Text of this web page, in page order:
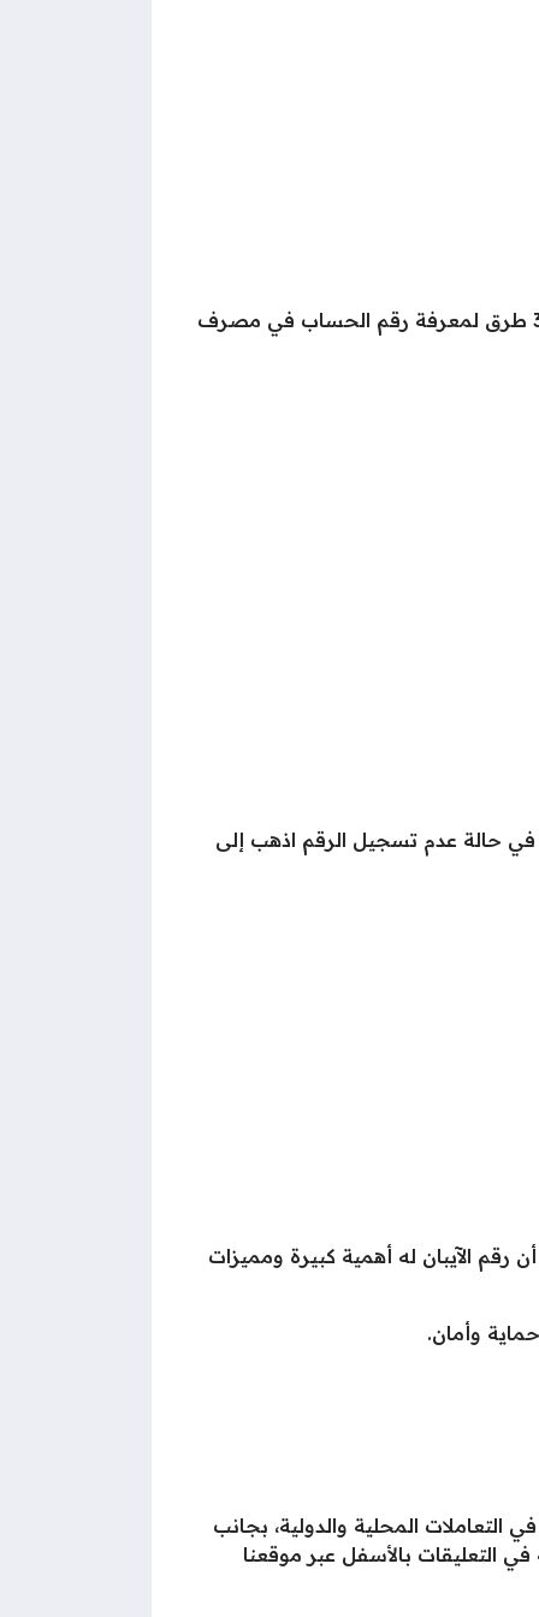
يمكنك استخراج رقم الآيبان الراجحي برقم الحساب لكن كيف تعرف رقم حسابك من الأساس؟، نقدم لكم 3 طرق لمعرفة رقم الحساب في مصرف
في حالة عدم تسجيل الرقم اذهب إلى
الآيبان له أهمية كبيرة ومميزات
وأمان.
المحلية والدولية، بجانب
التعليقات بالأسفل عبر موقعنا